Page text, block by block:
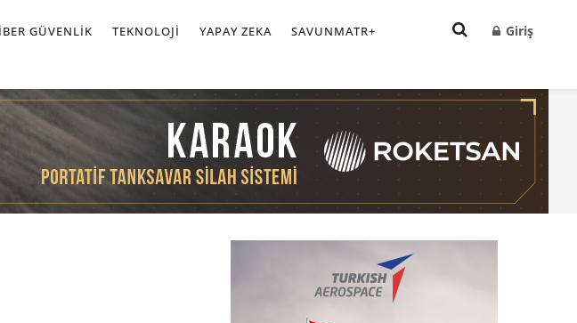
GÜVENLIK TEKNOLOJI YAPAY ZEKA SAVUNMATR+ Giriş